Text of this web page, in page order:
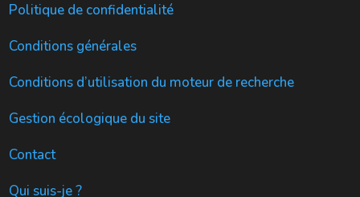
Politique de confidentialité
Conditions générales
Conditions d’utilisation du moteur de recherche
Gestion écologique du site
Contact
Qui suis-je ?